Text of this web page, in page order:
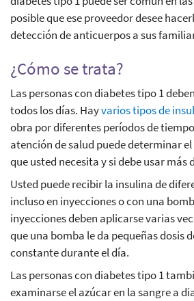
posible que ese proveedor desee
detección de anticuerpos a sus
¿Cómo se trata?
Las personas con diabetes tipo 1
todos los días. Hayvarios tipos de
obra por diferentes períodos de
atención de salud puede determinar
que usted necesita y si debe usar más
Usted puede recibir la insulina de
incluso en inyecciones o con una
inyecciones deben aplicarse varias
que una bomba le da pequeñas dosis
constante durante el día.
Las personas con diabetes tipo 1
examinarse el azúcar en la sangre a